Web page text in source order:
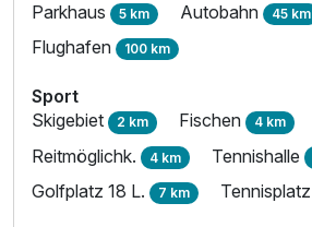
Parkhaus 5 km Autobahn 45 km
Flughafen 100 km
Sport
Skigebiet 2 km Fischen 4 km
Reitmöglichk. 4 km Tennishalle
Golfplatz 18 L. 7 km Tennisplatz